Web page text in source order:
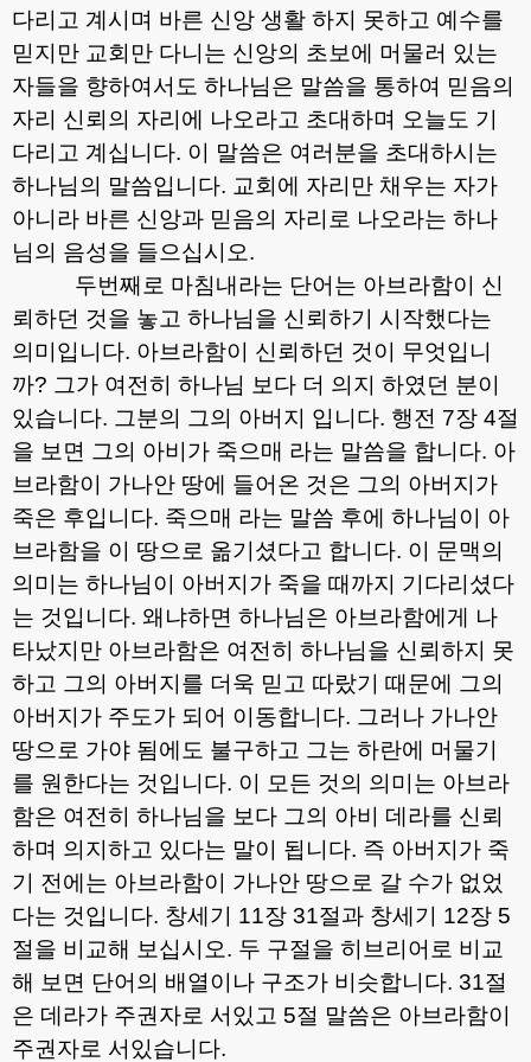
다리고 계시며 바른 신앙 생활 하지 못하고 예수를
믿지만 교회만 다니는 신앙의 초보에 머물러 있는
자들을 향하여서도 하나님은 말씀을 통하여 믿음의
자리 신뢰의 자리에 나오라고 초대하며 오늘도 기
다리고 계십니다. 이 말씀은 여러분을 초대하시는
하나님의 말씀입니다. 교회에 자리만 채우는 자가
아니라 바른 신앙과 믿음의 자리로 나오라는 하나
님의 음성을 들으십시오.
두번째로 마침내라는 단어는 아브라함이 신
뢰하던 것을 놓고 하나님을 신뢰하기 시작했다는
의미입니다. 아브라함이 신뢰하던 것이 무엇입니
까? 그가 여전히 하나님 보다 더 의지 하였던 분이
있습니다. 그분의 그의 아버지 입니다. 행전 7장 4절
을 보면 그의 아비가 죽으매 라는 말씀을 합니다. 아
브라함이 가나안 땅에 들어온 것은 그의 아버지가
죽은 후입니다. 죽으매 라는 말씀 후에 하나님이 아
브라함을 이 땅으로 옮기셨다고 합니다. 이 문맥의
의미는 하나님이 아버지가 죽을 때까지 기다리셨다
는 것입니다. 왜냐하면 하나님은 아브라함에게 나
타났지만 아브라함은 여전히 하나님을 신뢰하지 못
하고 그의 아버지를 더욱 믿고 따랐기 때문에 그의
아버지가 주도가 되어 이동합니다. 그러나 가나안
땅으로 가야 됨에도 불구하고 그는 하란에 머물기
를 원한다는 것입니다. 이 모든 것의 의미는 아브라
함은 여전히 하나님을 보다 그의 아비 데라를 신뢰
하며 의지하고 있다는 말이 됩니다. 즉 아버지가 죽
기 전에는 아브라함이 가나안 땅으로 갈 수가 없었
다는 것입니다. 창세기 11장 31절과 창세기 12장 5
절을 비교해 보십시오. 두 구절을 히브리어로 비교
해 보면 단어의 배열이나 구조가 비슷합니다. 31절
은 데라가 주권자로 서있고 5절 말씀은 아브라함이
주권자로 서있습니다.